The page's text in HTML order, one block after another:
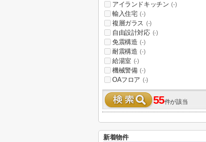
アイランドキッチン (-)
輸入住宅 (-)
複層ガラス (-)
自由設計対応 (-)
免震構造 (-)
耐震構造 (-)
給湯室 (-)
機械警備 (-)
OAフロア (-)
55件が該当
新着物件